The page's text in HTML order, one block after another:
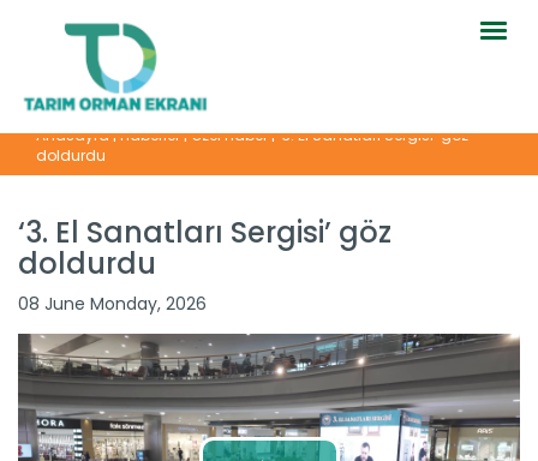
Anasayfa|Haberler|Özel Haber|‘3. El Sanatları Sergisi’ göz
doldurdu
‘3. El Sanatları Sergisi’ göz
doldurdu
08 June Monday, 2026